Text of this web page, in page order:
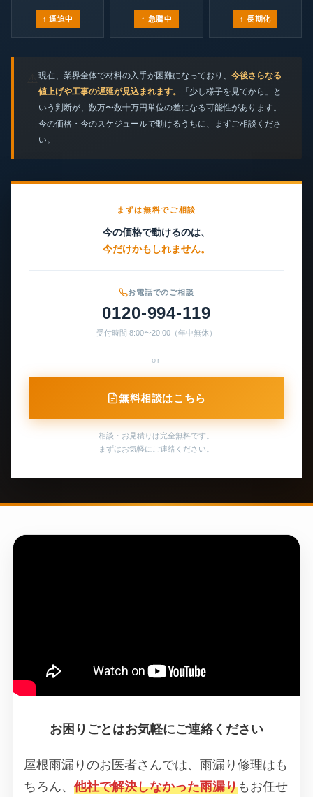
↑ 逼迫中 ↑ 急騰中 ↑ 長期化
現在、業界全体で材料の入手が困難になっており、 今後さらなる
値上げや工事の遅延が見込まれます。
「少し様子を見てから」と
いう判断が、数万〜数十万円単位の差になる可能性があります。
今の価格・今のスケジュールで動けるうちに、まずご相談くださ
い。
まずは無料でご相談
今の価格で動けるのは、
今だけかもしれません。
お電話でのご相談
0120-994-119
受付時間 8:00〜20:00（年中無休）
or
無料相談はこちら
相談・お見積りは完全無料です。
まずはお気軽にご連絡ください。
お困りごとはお気軽にご連絡ください
屋根雨漏りのお医者さんでは、雨漏り修理はも
ちろん、 他社で解決しなかった雨漏りもお任せ